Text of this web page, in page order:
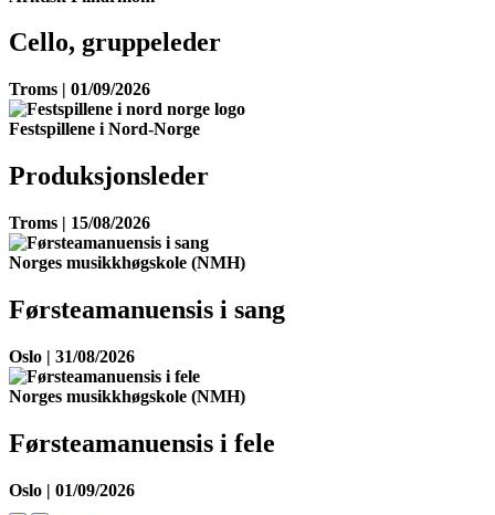
Cello, gruppeleder
Troms | 01/09/2026
Festspillene i Nord-Norge
Produksjonsleder
Troms | 15/08/2026
Norges musikkhøgskole (NMH)
Førsteamanuensis i sang
Oslo | 31/08/2026
Norges musikkhøgskole (NMH)
Førsteamanuensis i fele
Oslo | 01/09/2026